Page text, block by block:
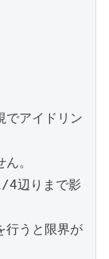
でアイドリン
。
4辺りまで影
行うと限界が